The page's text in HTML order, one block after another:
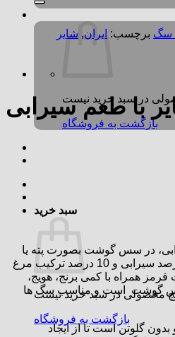
بازگشت به فروشگاه
سبد خرید
بازگشت به فروشگاه
سگ برچسب: ایران, شایر
با طعم سیرابی
در سس گوشت بصورت پته یا
چرخ شده سیرابی حاوی 90 درصد سیرابی و 10 درصد ترکیب مرغ
همراه با کمی برنج، هویج،
گوشت است و مناسب سگ ها
گلوتن است تا از ایجاد